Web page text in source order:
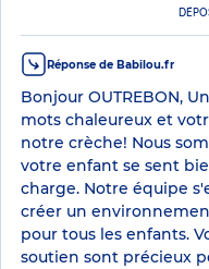
Réponse de Babilou.fr
Bonjour OUTREBON,
mots chaleureux et
notre crèche! Nous
votre enfant se sent
charge. Notre équipe
créer un
pour tous les enfants.
soutien sont précieux